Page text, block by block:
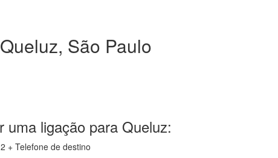
São Paulo
uma ligação para Queluz:
+ Telefone de destino